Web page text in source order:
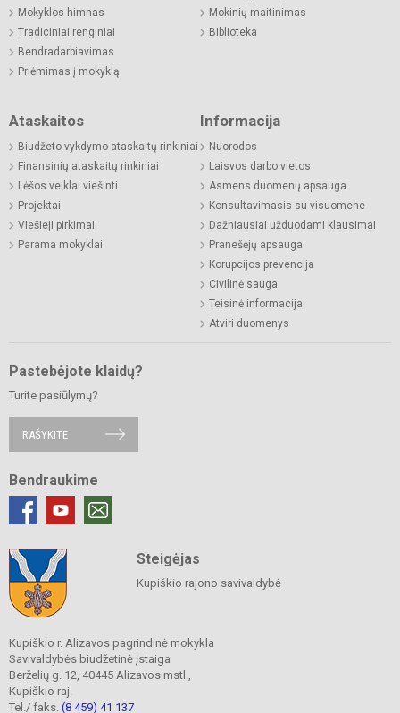
Mokyklos himnas
Tradiciniai renginiai
Bendradarbiavimas
Priėmimas į mokyklą
Mokinių maitinimas
Biblioteka
Ataskaitos
Biudžeto vykdymo ataskaitų rinkiniai
Finansinių ataskaitų rinkiniai
Lėšos veiklai viešinti
Projektai
Viešieji pirkimai
Parama mokyklai
Informacija
Nuorodos
Laisvos darbo vietos
Asmens duomenų apsauga
Konsultavimasis su visuomene
Dažniausiai užduodami klausimai
Pranešėjų apsauga
Korupcijos prevencija
Civilinė sauga
Teisinė informacija
Atviri duomenys
Pastebėjote klaidų?
Turite pasiūlymų?
RAŠYKITE
Bendraukime
Steigėjas
Kupiškio rajono savivaldybė
Kupiškio r. Alizavos pagrindinė mokykla
Savivaldybės biudžetinė įstaiga
Berželių g. 12, 40445 Alizavos mstl.,
Kupiškio raj.
Tel./ faks. (8 459) 41 137